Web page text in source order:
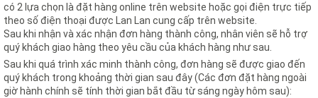
có 2 lựa chọn là đặt hàng online trên website hoặc gọi điện trực tiếp
theo số điện thoại được Lan Lan cung cấp trên website.
Sau khi nhận và xác nhận đơn hàng thành công, nhân viên sẽ hỗ trợ
quý khách giao hàng theo yêu cầu của khách hàng như sau.
Sau khi quá trình xác minh thành công, đơn hàng sẽ được giao đến
quý khách trong khoảng thời gian sau đây (Các đơn đặt hàng ngoài
giờ hành chính sẽ tính thời gian bắt đầu từ sáng ngày hôm sau):